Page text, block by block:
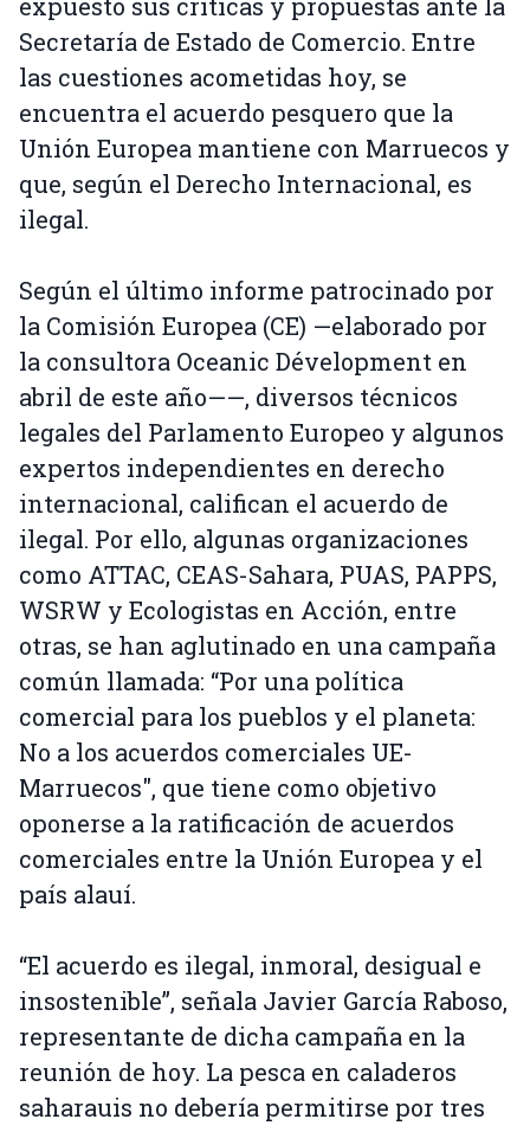
Secretaría de Estado de Comercio. Entre
las cuestiones acometidas hoy, se
encuentra el acuerdo pesquero que la
Unión Europea mantiene con Marruecos y
que, según el Derecho Internacional, es
ilegal.
Según el último informe patrocinado por
la Comisión Europea (CE) —elaborado por
la consultora Oceanic Dévelopment en
abril de este año——, diversos técnicos
legales del Parlamento Europeo y algunos
expertos independientes en derecho
internacional, califican el acuerdo de
ilegal. Por ello, algunas organizaciones
como ATTAC, CEAS-Sahara, PUAS, PAPPS,
WSRW y Ecologistas en Acción, entre
otras, se han aglutinado en una campaña
común llamada: “Por una política
comercial para los pueblos y el planeta:
No a los acuerdos comerciales UE-
Marruecos", que tiene como objetivo
oponerse a la ratificación de acuerdos
comerciales entre la Unión Europea y el
país alauí.
“El acuerdo es ilegal, inmoral, desigual e
insostenible”, señala Javier García Raboso,
representante de dicha campaña en la
reunión de hoy. La pesca en caladeros
saharauis no debería permitirse por tres